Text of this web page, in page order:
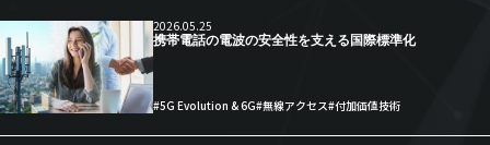
2026.05.25
携帯電話の電波の安全性を支える国際標準化
#5G Evolution & 6G#無線アクセス#付加価値技術